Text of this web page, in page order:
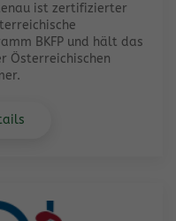
ist zertifizierter
BKFP und hält das
Österreichischen